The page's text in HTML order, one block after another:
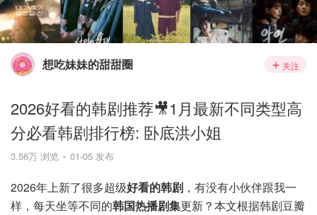
想吃妹妹的甜甜圈 关注
2026好看的韩剧推荐🎥1月最新不同类型高
分必看韩剧排行榜: 卧底洪小姐
3.56万 浏览 01-05 发布
2026年上新了很多超级好看的韩剧 ，有没有小伙伴跟我一
样，每天坐等不同的韩国热播剧集更新？本文根据韩剧豆瓣